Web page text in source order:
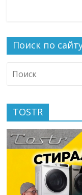
Поиск по
TOSTR